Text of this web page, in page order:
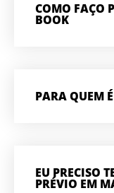
COMO FAÇO
BOOK
PARA QUEM
EU PRECISO
PRÉVIO EM